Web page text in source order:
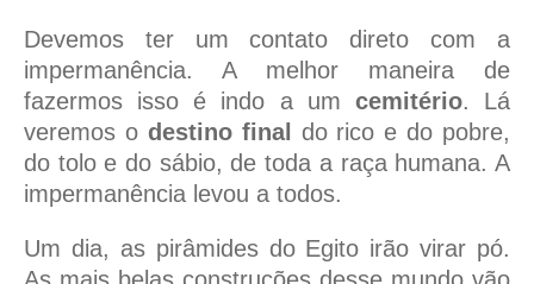
Devemos ter um contato direto com a
impermanência. A melhor maneira de
fazermos isso é indo a um cemitério. Lá
veremos o destino final
do rico e do pobre,
do tolo e do sábio, de toda a raça humana. A
impermanência levou a todos.
Um dia, as pirâmides do Egito irão virar pó.